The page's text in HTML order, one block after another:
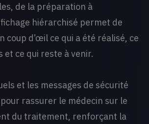
de la préparation à
hiérarchisé permet de
coup d’œil ce qui a été réalisé, ce
et ce qui reste à venir.
et les messages de sécurité
rassurer le médecin sur le
du traitement, renforçant la